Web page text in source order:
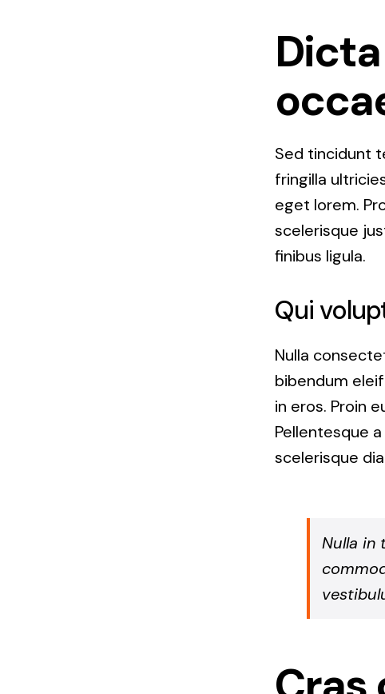
Sed tincidunt
fringilla
eget lorem.
scelerisque
finibus ligula.
Qui
Nulla
bibendum
in eros. Proin
Pellentesque
scelerisque
Nulla in